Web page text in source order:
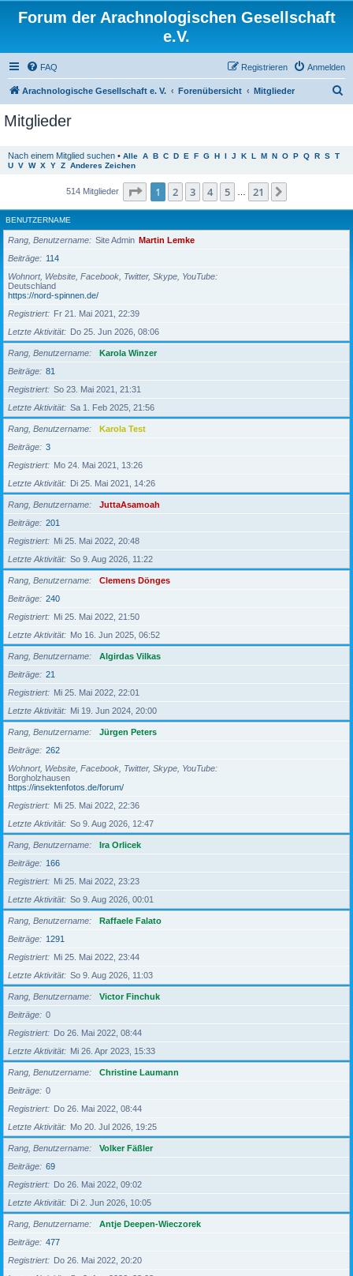
Forum der Arachnologischen Gesellschaft
e.V.
FAQ Anmelden
Registrieren
Arachnologische Gesellschaft e. V. Forenübersicht Mitglieder
Mitglieder
Nach einem Mitglied suchen • Alle A B C D E F G H I J K L M N O P Q R S T
U V W X Y Z Anderes Zeichen
514 Mitglieder Seite 1von 21
1 2 3 4 5 21
BENUTZERNAME
Rang, Benutzername Site Admin Martin Lemke
Beiträge
114
Wohnort, Website, Facebook, Twitter, Skype, YouTube
Deutschland
https://nord-spinnen.de/
Registriert
Fr 21. Mai 2021, 22:39
Letzte Aktivität
Do 25. Jun 2026, 08:06
Rang, Benutzername
Karola Winzer
Beiträge
81
Registriert
So 23. Mai 2021, 21:31
Letzte Aktivität
Sa 1. Feb 2025, 21:56
Rang, Benutzername
Karola Test
Beiträge
3
Registriert
Mo 24. Mai 2021, 13:26
Letzte Aktivität
Di 25. Mai 2021, 14:26
Rang, Benutzername
JuttaAsamoah
Beiträge
201
Registriert
Mi 25. Mai 2022, 20:48
Letzte Aktivität
So 9. Aug 2026, 11:22
Rang, Benutzername
Clemens Dönges
Beiträge
240
Registriert
Mi 25. Mai 2022, 21:50
Letzte Aktivität
Mo 16. Jun 2025, 06:52
Rang, Benutzername
Algirdas Vilkas
Beiträge
21
Registriert
Mi 25. Mai 2022, 22:01
Letzte Aktivität
Mi 19. Jun 2024, 20:00
Rang, Benutzername
Jürgen Peters
Beiträge
262
Wohnort, Website, Facebook, Twitter, Skype, YouTube
Borgholzhausen
https://insektenfotos.de/forum/
Registriert
Mi 25. Mai 2022, 22:36
Letzte Aktivität
So 9. Aug 2026, 12:47
Rang, Benutzername
Ira Orlicek
Beiträge
166
Registriert
Mi 25. Mai 2022, 23:23
Letzte Aktivität
So 9. Aug 2026, 00:01
Rang, Benutzername
Raffaele Falato
Beiträge
1291
Registriert
Mi 25. Mai 2022, 23:44
Letzte Aktivität
So 9. Aug 2026, 11:03
Rang, Benutzername
Victor Finchuk
Beiträge
0
Registriert
Do 26. Mai 2022, 08:44
Letzte Aktivität
Mi 26. Apr 2023, 15:33
Rang, Benutzername
Christine Laumann
Beiträge
0
Registriert
Do 26. Mai 2022, 08:44
Letzte Aktivität
Mo 20. Jul 2026, 19:25
Rang, Benutzername
Volker Fäßler
Beiträge
69
Registriert
Do 26. Mai 2022, 09:02
Letzte Aktivität
Di 2. Jun 2026, 10:05
Rang, Benutzername
Antje Deepen-Wieczorek
Beiträge
477
Registriert
Do 26. Mai 2022, 20:20